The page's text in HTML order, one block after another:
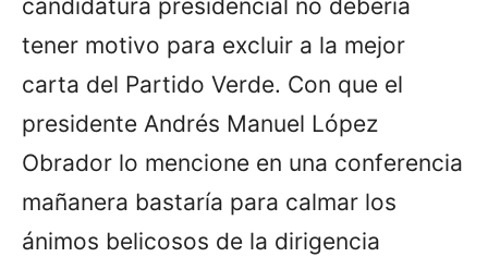
candidatura presidencial no debería
tener motivo para excluir a la mejor
carta del Partido Verde. Con que el
presidente Andrés Manuel López
Obrador lo mencione en una conferencia
mañanera bastaría para calmar los
ánimos belicosos de la dirigencia